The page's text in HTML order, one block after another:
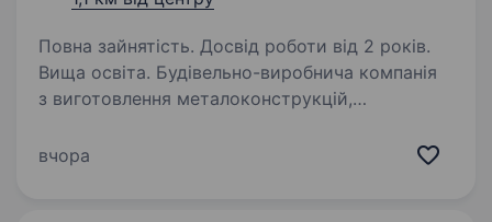
Повна зайнятість. Досвід роботи від 2 років.
Вища освіта. Будівельно-виробнича компанія
з виготовлення металоконструкцій,
виготовляємо ангари, ферми, галереї, несучі
вчора